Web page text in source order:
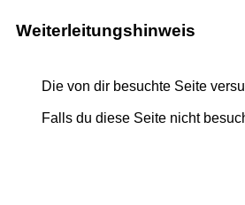
Weiterleitungshinweis
Die von dir besuchte Seite
Falls du diese Seite nicht